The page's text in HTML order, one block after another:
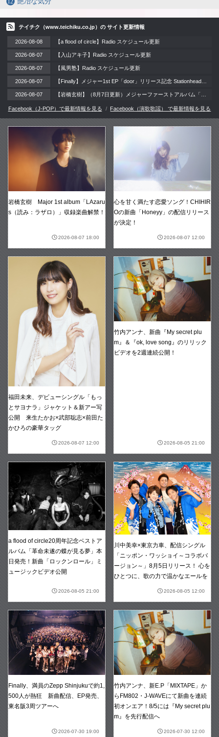
テイチク（www.teichiku.co.jp）の サイト更新情報
2026-08-08 【a flood of circle】Radio スケジュール更新
2026-08-07 【入山アキ子】Radio スケジュール更新
2026-08-07 【風男塾】Radio スケジュール更新
2026-08-07
2026-08-07
Facebook（J-POP）で最新情報を見る Facebook（演歌歌謡） で最新情報を見る
岩橋玄樹 Major 1st album「LAzaru
s（読み：ラザロ）」収録楽曲解禁！
2026-08-07 18:00
心を甘く満たす恋愛ソング！CHIHIR
Oの新曲「Honeyy」の配信リリース
が決定！
2026-08-07 12:00
福田未来、デビューシングル「もっ
とサヨナラ」ジャケット＆新アー写
公開 来生たかお×武部聡志×前田た
かひろの豪華タッグ
2026-08-07 12:00
竹内アンナ、新曲『My secret plu
m』＆『ok, love song』のリリック
ビデオを2週連続公開！
2026-08-05 21:00
a flood of circle20周年記念ベストア
ルバム「革命未遂の蝶が見る夢」本
日発売！新曲「ロックンロール」ミ
ュージックビデオ公開
2026-08-05 21:00
川中美幸×東京力車、配信シングル
「ニッポン・ワッショイ～コラボバ
ージョン～」8月5日リリース！ 心を
ひとつに、歌の力で温かなエールを
2026-08-05 12:00
Finally、満員のZepp Shinjukuで約1,
500人が熱狂 新曲配信、EP発売、
東名阪3周ツアーへ
2026-07-30 19:00
竹内アンナ、新E.P「MIXTAPE」か
らFM802・J-WAVEにて新曲を連続
初オンエア！8/5には『My secret plu
m』を先行配信へ
2026-07-30 12:00